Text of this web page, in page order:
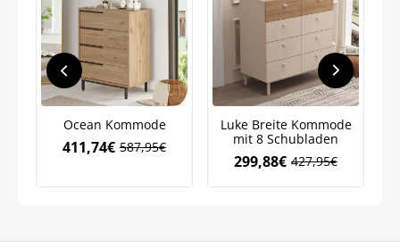
Ocean Kommode
587,95€
Ursprünglicher
war:
411,74€Aktueller
ist:
Luke Breite Kommode
mit 8 Schubladen
427,95€
Ursprünglicher
Preis
299,88€Aktueller
Preis